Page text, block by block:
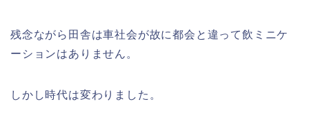
残念ながら田舎は車社会が故に都会と違って飲ミニケ
ーションはありません。
しかし時代は変わりました。